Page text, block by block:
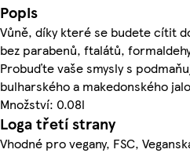
Popis
Vůně, díky které se budete cítit
bez parabenů, ftalátů,
Probuďte vaše smysly s
bulharského a makedonského
Množství: 0.08l
Loga třetí strany
Vhodné pro vegany, FSC,